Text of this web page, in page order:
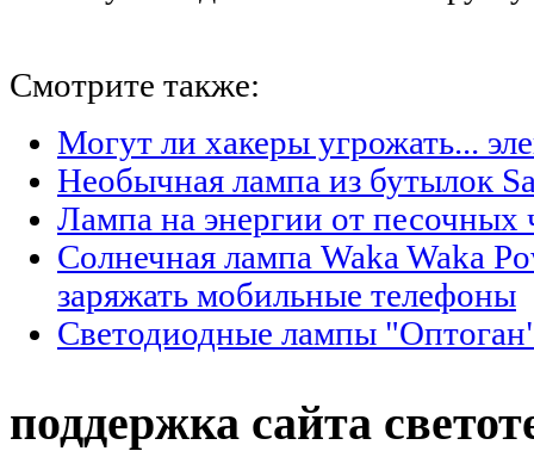
Смотрите также:
Могут ли хакеры угрожать...
Необычная лампа из бутылок
Лампа на энергии от песочных
Солнечная лампа Waka Waka
заряжать мобильные телефоны
Светодиодные лампы
поддержка сайта